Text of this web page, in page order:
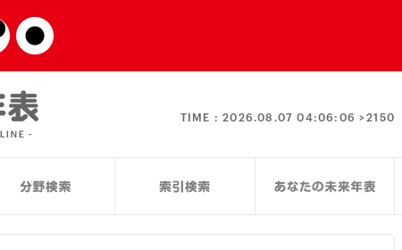
TIME :2026.08.07 04:06:06 >2150